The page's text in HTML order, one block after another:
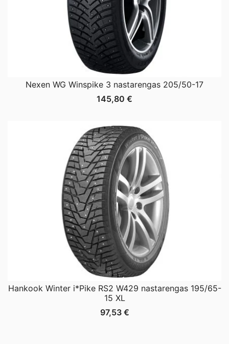
Nexen WG Winspike 3 nastarengas 205/50-17
145,80 €
Hankook Winter i*Pike RS2 W429 nastarengas 195/65-
15 XL
97,53 €